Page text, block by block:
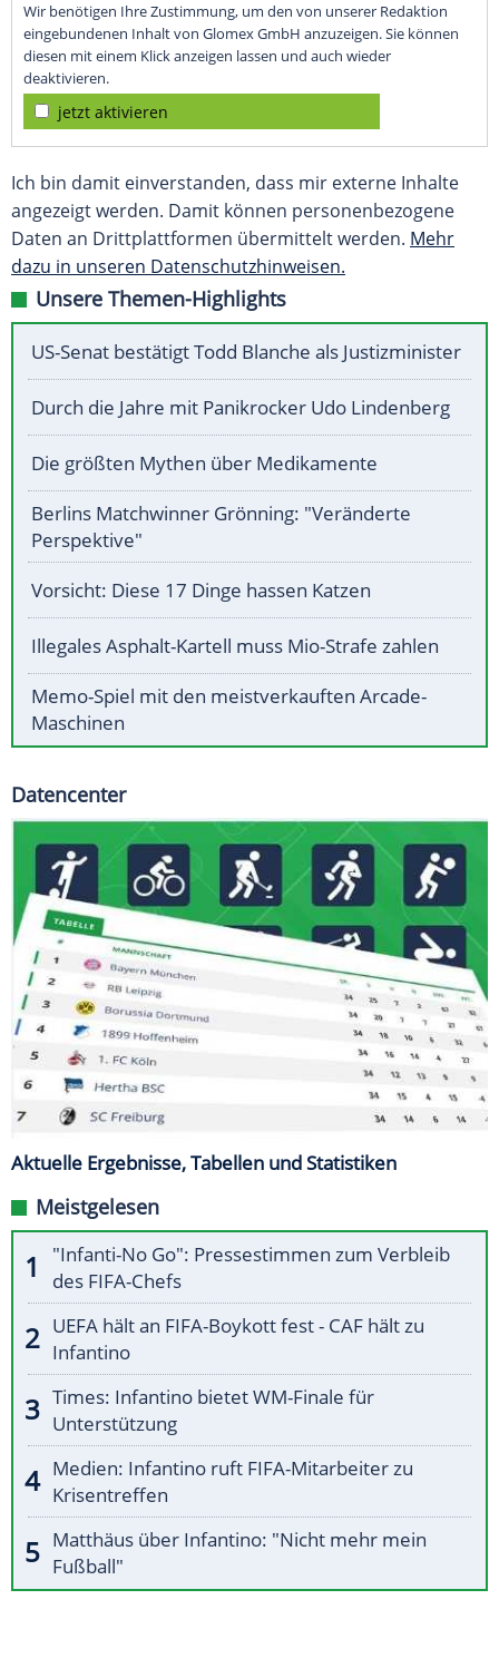
Wir benötigen Ihre Zustimmung, um den von unserer Redaktion
eingebundenen Inhalt von Glomex GmbH anzuzeigen. Sie können
diesen mit einem Klick anzeigen lassen und auch wieder
deaktivieren.
jetzt aktivieren
Ich bin damit einverstanden, dass mir externe Inhalte
angezeigt werden. Damit können personenbezogene
Daten an Drittplattformen übermittelt werden. Mehr
dazu in unseren Datenschutzhinweisen.
Unsere Themen-Highlights
US-Senat bestätigt Todd Blanche als Justizminister
Durch die Jahre mit Panikrocker Udo Lindenberg
Die größten Mythen über Medikamente
Berlins Matchwinner Grönning: "Veränderte
Perspektive"
Vorsicht: Diese 17 Dinge hassen Katzen
Illegales Asphalt-Kartell muss Mio-Strafe zahlen
Memo-Spiel mit den meistverkauften Arcade-
Maschinen
Datencenter
Aktuelle Ergebnisse, Tabellen und Statistiken
Meistgelesen
"Infanti-No Go": Pressestimmen zum Verbleib
des FIFA-Chefs
UEFA hält an FIFA-Boykott fest - CAF hält zu
Infantino
Times: Infantino bietet WM-Finale für
Unterstützung
Medien: Infantino ruft FIFA-Mitarbeiter zu
Krisentreffen
Matthäus über Infantino: "Nicht mehr mein
Fußball"